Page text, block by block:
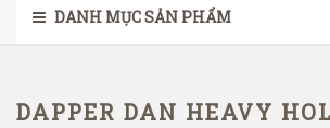
DANH MỤC SẢN PHẨM